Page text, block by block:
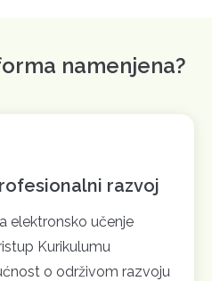
namenjena?
razvoj
elektronsko učenje
Kurikulumu
o održivom razvoju